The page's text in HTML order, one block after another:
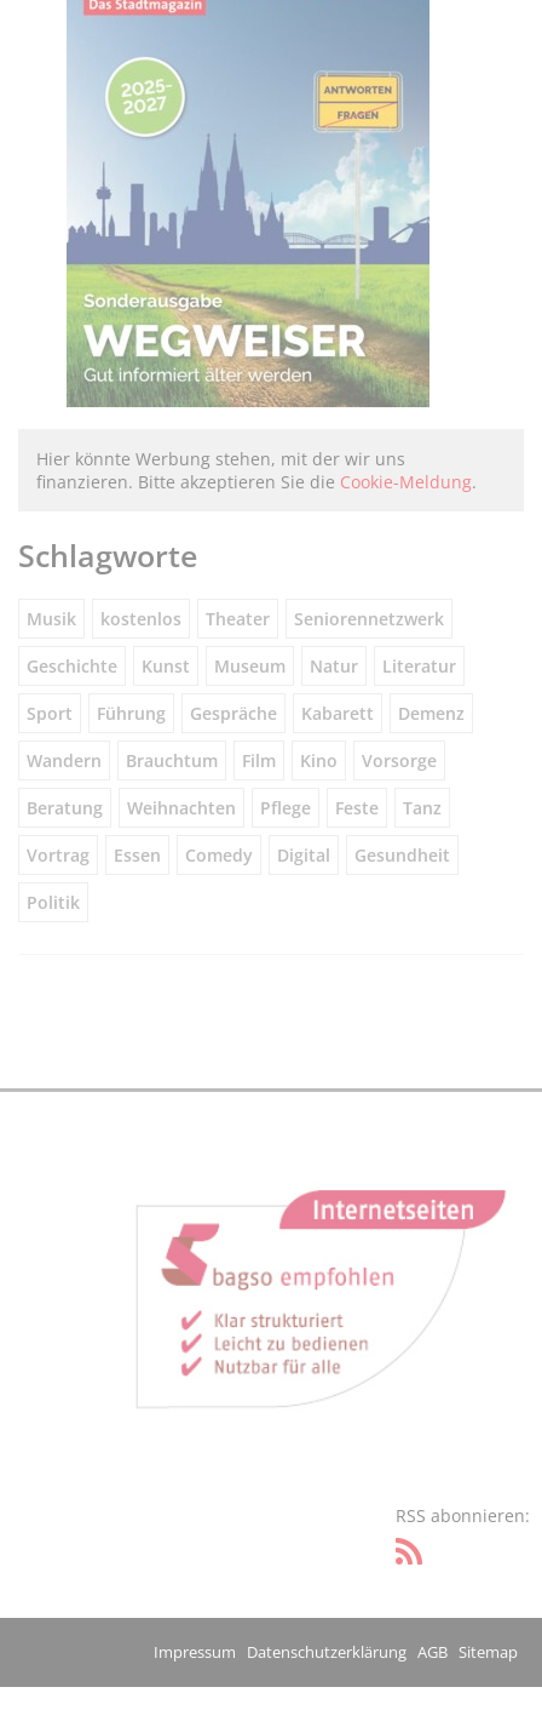
Hier könnte Werbung stehen, mit der wir uns
finanzieren. Bitte akzeptieren Sie die Cookie-Meldung.
Schlagworte
Musik kostenlos Theater Seniorennetzwerk
Geschichte Kunst Museum Natur Literatur
Sport Führung Gespräche Kabarett Demenz
Wandern Brauchtum Film Kino Vorsorge
Beratung Weihnachten Pflege Feste Tanz
Vortrag Essen Comedy Digital Gesundheit
Politik
RSS abonnieren:
Impressum Datenschutzerklärung AGB Sitemap